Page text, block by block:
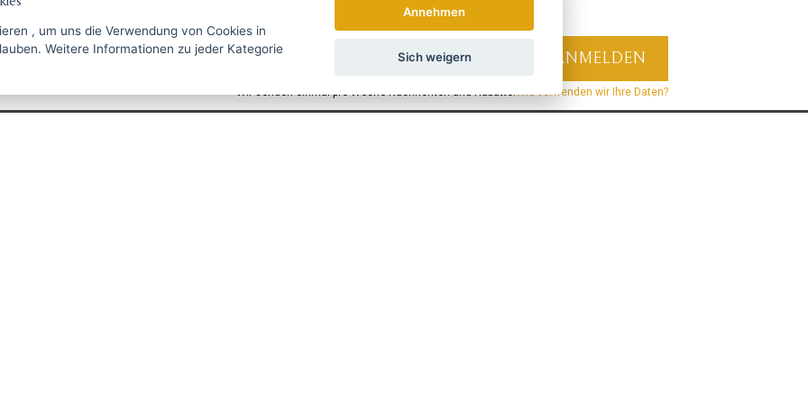
rechtzeitig ...
Wie verwenden wir Ihre Daten?
, um uns die Verwendung von Cookies in
jeder Kategorie
Annehmen
Sich weigern